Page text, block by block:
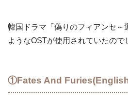
韓国ドラマ「偽りのフィアンセ～
ようなOSTが使用されていたので
①Fates And